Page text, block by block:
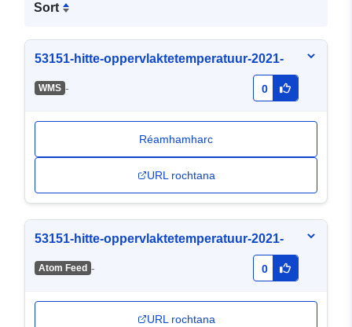
Sort
53151-hitte-oppervlaktetemperatuur-2021-
WMS - 0
Réamhamharc
URL rochtana
53151-hitte-oppervlaktetemperatuur-2021-
Atom Feed - 0
URL rochtana